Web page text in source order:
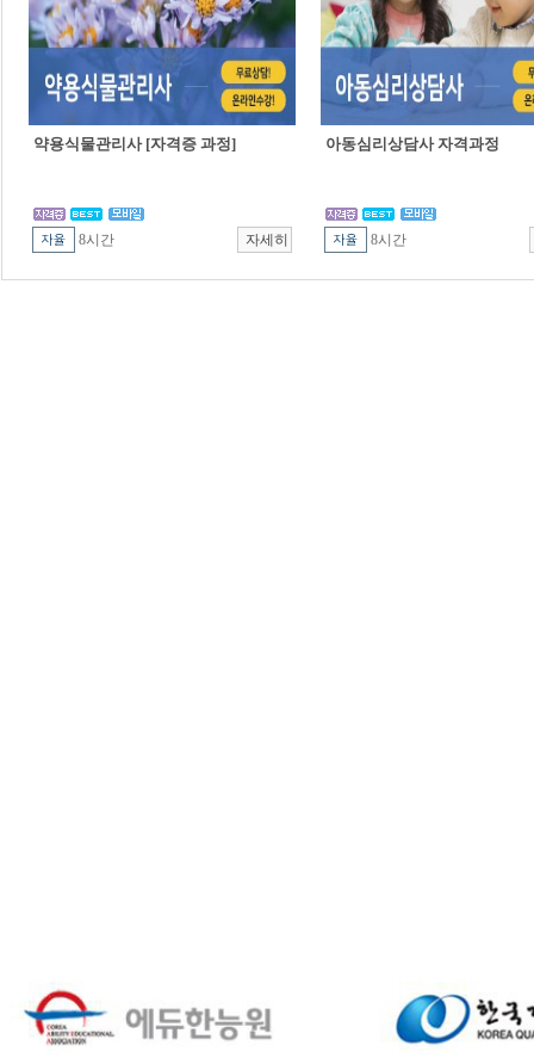
약용식물관리사 [자격증 과정]
8시간
아동심리상담사 자격과정
8시간